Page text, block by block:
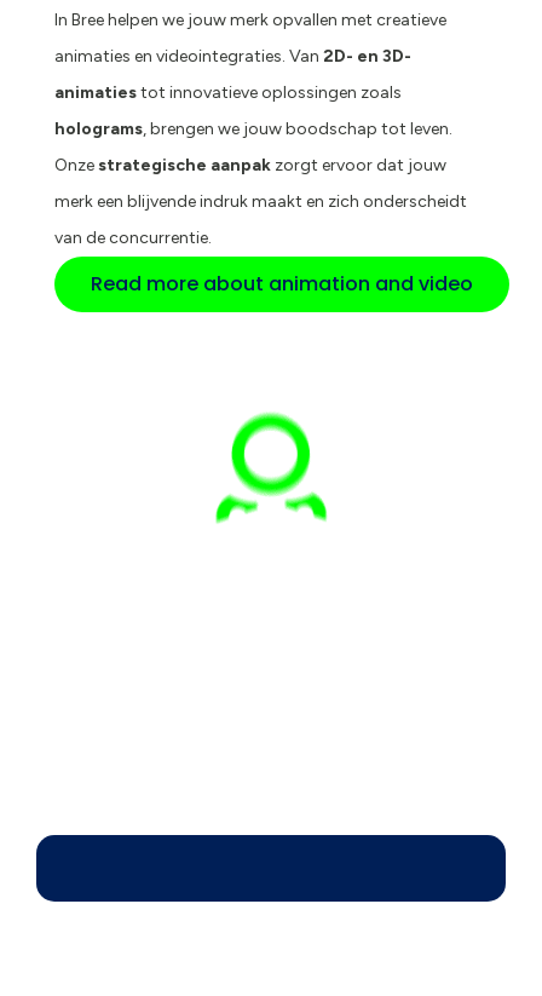
In Bree helpen we jouw merk opvallen met creatieve
animaties en videointegraties. Van 2D- en 3D-
animatiestot innovatieve oplossingen zoals
holograms, brengen we jouw boodschap tot leven.
Onzestrategische aanpakzorgt ervoor dat jouw
merk een blijvende indruk maakt en zich onderscheidt
van de concurrentie.
Read more about animation and video